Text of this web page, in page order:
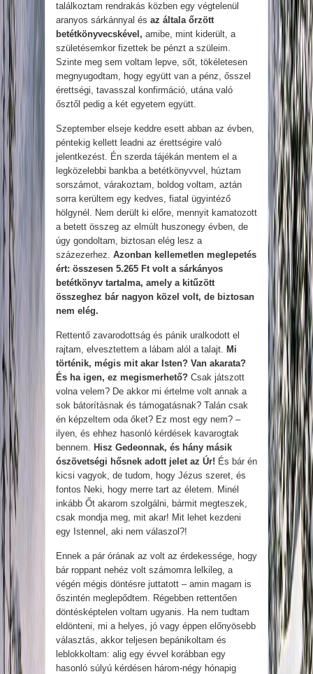
találkoztam rendrakás közben egy végtelenül
aranyos sárkánnyal és az általa őrzött
betétkönyvecskével, amibe, mint kiderült, a
születésemkor fizettek be pénzt a szüleim.
Szinte meg sem voltam lepve, sőt, tökéletesen
megnyugodtam, hogy együtt van a pénz, ősszel
érettségi, tavasszal konfirmáció, utána való
ősztől pedig a két egyetem együtt.
Szeptember elseje keddre esett abban az évben,
péntekig kellett leadni az érettségire való
jelentkezést. Én szerda tájékán mentem el a
legközelebbi bankba a betétkönyvvel, húztam
sorszámot, várakoztam, boldog voltam, aztán
sorra kerültem egy kedves, fiatal ügyintéző
hölgynél. Nem derült ki előre, mennyit kamatozott
a betett összeg az elmúlt huszonegy évben, de
úgy gondoltam, biztosan elég lesz a
százezerhez. Azonban kellemetlen meglepetés
ért: összesen 5.265 Ft volt a sárkányos
betétkönyv tartalma, amely a kitűzött
összeghez bár nagyon közel volt, de biztosan
nem elég.
Rettentő zavarodottság és pánik uralkodott el
rajtam, elvesztettem a lábam alól a talajt. Mi
történik, mégis mit akar Isten? Van akarata?
És ha igen, ez megismerhető? Csak játszott
volna velem? De akkor mi értelme volt annak a
sok bátorításnak és támogatásnak? Talán csak
én képzeltem oda őket? Ez most egy nem? –
ilyen, és ehhez hasonló kérdések kavarogtak
bennem. Hisz Gedeonnak, és hány másik
ószövetségi hősnek adott jelet az Úr! És bár én
kicsi vagyok, de tudom, hogy Jézus szeret, és
fontos Neki, hogy merre tart az életem. Minél
inkább Őt akarom szolgálni, bármit megteszek,
csak mondja meg, mit akar! Mit lehet kezdeni
egy Istennel, aki nem válaszol?!
Ennek a pár órának az volt az érdekessége, hogy
bár roppant nehéz volt számomra lelkileg, a
végén mégis döntésre juttatott – amin magam is
őszintén meglepődtem. Régebben rettentően
döntésképtelen voltam ugyanis. Ha nem tudtam
eldönteni, mi a helyes, jó vagy éppen előnyösebb
választás, akkor teljesen bepánikoltam és
leblokkoltam: alig egy évvel korábban egy
hasonló súlyú kérdésen három-négy hónapig